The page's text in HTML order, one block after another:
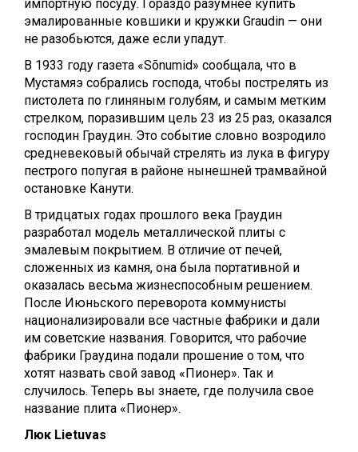
импортную посуду. Гораздо разумнее купить
эмалированные ковшики и кружки Graudin — они
не разобьются, даже если упадут.
В 1933 году газета «Sõnumid» сообщала, что в
Мустамяэ собрались господа, чтобы пострелять из
пистолета по глиняным голубям, и самым метким
стрелком, поразившим цель 23 из 25 раз, оказался
господин Граудин. Это событие словно возродило
средневековый обычай стрелять из лука в фигуру
пестрого попугая в районе нынешней трамвайной
остановке Канути.
В тридцатых годах прошлого века Граудин
разработал модель металлической плиты с
эмалевым покрытием. В отличие от печей,
сложенных из камня, она была портативной и
оказалась весьма жизнеспособным решением.
После Июньского переворота коммунисты
национализировали все частные фабрики и дали
им советские названия. Говорится, что рабочие
фабрики Граудина подали прошение о том, что
хотят назвать свой завод «Пионер». Так и
случилось. Теперь вы знаете, где получила свое
название плита «Пионер».
Люк Lietuvas